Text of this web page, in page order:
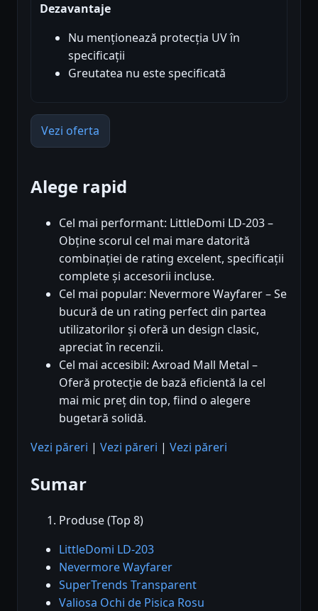
Dezavantaje
Nu menționează protecția UV în
specificații
Greutatea nu este specificată
Vezi oferta
Alege rapid
Cel mai performant: LittleDomi LD-203 –
Obține scorul cel mai mare datorită
combinației de rating excelent, specificații
complete și accesorii incluse.
Cel mai popular: Nevermore Wayfarer – Se
bucură de un rating perfect din partea
utilizatorilor și oferă un design clasic,
apreciat în recenzii.
Cel mai accesibil: Axroad Mall Metal –
Oferă protecție de bază eficientă la cel
mai mic preț din top, fiind o alegere
bugetară solidă.
Vezi păreri | Vezi păreri | Vezi păreri
Sumar
Produse (Top 8)
LittleDomi LD-203
Nevermore Wayfarer
SuperTrends Transparent
Valiosa Ochi de Pisica Rosu